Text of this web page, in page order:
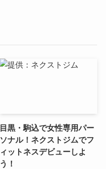
目黒・駒込で女性専用パー
ソナル！ネクストジムでフ
ィットネスデビューしよ
う！